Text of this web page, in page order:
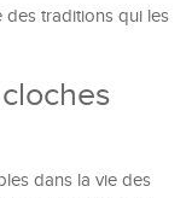
des traditions qui les
dans la vie des